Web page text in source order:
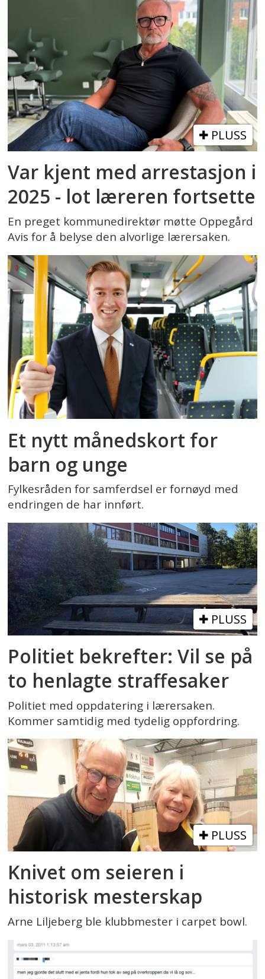
PLUSS
Var kjent med arrestasjon i
2025 - lot læreren fortsette
En preget kommunedirektør møtte Oppegård
Avis for å belyse den alvorlige lærersaken.
Et nytt månedskort for
barn og unge
Fylkesråden for samferdsel er fornøyd med
endringen de har innført.
PLUSS
Politiet bekrefter: Vil se på
to henlagte straffesaker
Politiet med oppdatering i lærersaken.
Kommer samtidig med tydelig oppfordring.
PLUSS
Knivet om seieren i
historisk mesterskap
Arne Liljeberg ble klubbmester i carpet bowl.